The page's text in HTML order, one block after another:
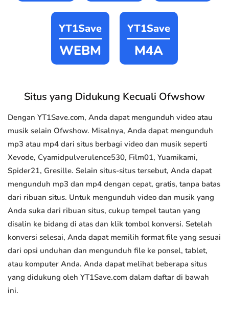
YT1Save
WEBM
YT1Save
M4A
Situs yang Didukung Kecuali Ofwshow
Dengan YT1Save.com, Anda dapat mengunduh video atau
musik selain Ofwshow. Misalnya, Anda dapat mengunduh
mp3 atau mp4 dari situs berbagi video dan musik seperti
Xevode, Cyamidpulverulence530, Film01, Yuamikami,
Spider21, Gresille. Selain situs-situs tersebut, Anda dapat
mengunduh mp3 dan mp4 dengan cepat, gratis, tanpa batas
dari ribuan situs. Untuk mengunduh video dan musik yang
Anda suka dari ribuan situs, cukup tempel tautan yang
disalin ke bidang di atas dan klik tombol konversi. Setelah
konversi selesai, Anda dapat memilih format file yang sesuai
dari opsi unduhan dan mengunduh file ke ponsel, tablet,
atau komputer Anda. Anda dapat melihat beberapa situs
yang didukung oleh YT1Save.com dalam daftar di bawah
ini.